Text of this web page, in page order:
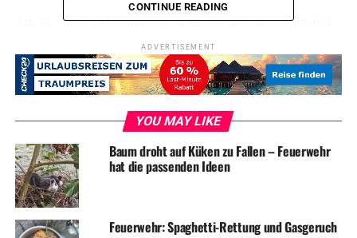
Am 28. April 2016 findet bundesweit der Girls´ Day und
der Boys´ Day statt. Mädchen und Jungen haben an dem
Aktionstag die Chance, vielfältige berufliche Angebote
auszuprobieren, in denen Frauen bzw. Männer bisher
noch unterrepräsentiert sind. Auch die Stadt Wetter
(Ruhr) beteiligt sich seit Jahren regelmäßig an dieser
Aktion. Im Rahmen des Aktionstages sollten die
Mädchen und Jungen das Arbeitsleben im Betrieb
kennen lernen, Informationen über Berufe der Branche
erhalten und nach Möglichkeit eine kleine praktische
Tätigkeit ausüben können.
CONTINUE READING
ADVERTISEMENT
YOU MAY LIKE
Baum droht auf Küken zu Fallen – Feuerwehr
hat die passenden Ideen
Feuerwehr: Spaghetti-Rettung und Gasgeruch